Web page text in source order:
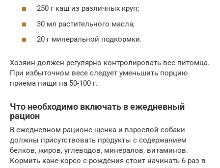
250 г каш из различных круп;
30 мл растительного масла;
20 г минеральной подкормки.
Хозяин должен регулярно контролировать вес питомца.
При избыточном весе следует уменьшить порцию
приема пищи на 50-100 г.
Что необходимо включать в ежедневный
рацион
В ежедневном рационе щенка и взрослой собаки
должны присутствовать продукты с содержанием
белков, жиров, углеводов, минералов, витаминов.
Кормить кане-корсо с рождения стоит начинать 6 раз в